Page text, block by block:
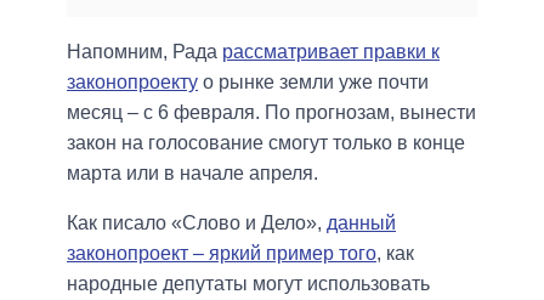
Напомним, Рада рассматривает правки к
законопроекту о рынке земли уже почти
месяц – с 6 февраля. По прогнозам, вынести
закон на голосование смогут только в конце
марта или в начале апреля.
Как писало «Слово и Дело», данный
законопроект – яркий пример того, как
народные депутаты могут использовать